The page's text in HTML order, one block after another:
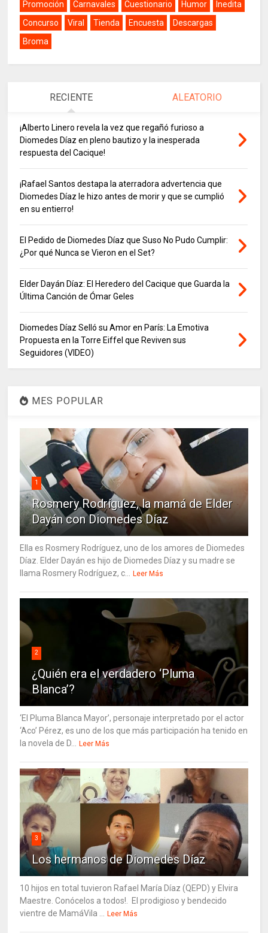
Promoción Carnavales Cuestionario Humor
Inedita
Concurso
Viral Tienda Encuesta
Descargas
Broma
RECIENTE ALEATORIO
¡Alberto Linero revela la vez que regañó furioso a
Diomedes Díaz en pleno bautizo y la inesperada
respuesta del Cacique!
¡Rafael Santos destapa la aterradora advertencia que
Diomedes Díaz le hizo antes de morir y que se cumplió
en su entierro!
El Pedido de Diomedes Díaz que Suso No Pudo Cumplir:
¿Por qué Nunca se Vieron en el Set?
Elder Dayán Díaz: El Heredero del Cacique que Guarda la
Última Canción de Ómar Geles
Diomedes Díaz Selló su Amor en París: La Emotiva
Propuesta en la Torre Eiffel que Reviven sus
Seguidores (VIDEO)
MES POPULAR
1
Rosmery Rodríguez, la mamá de Elder
Dayán con Diomedes Díaz
Ella es Rosmery Rodríguez, uno de los amores de Diomedes
Díaz. Elder Dayán es hijo de Diomedes Díaz y su madre se
llama Rosmery Rodríguez, c...
Leer Más
2
¿Quién era el verdadero ‘Pluma
Blanca’?
‘El Pluma Blanca Mayor’, personaje interpretado por el actor
‘Aco’ Pérez, es uno de los que más participación ha tenido en
la novela de D...
Leer Más
3
Los hermanos de Diomedes Díaz
10 hijos en total tuvieron Rafael María Díaz (QEPD) y Elvira
Maestre. Conócelos a todos!. El prodigioso y bendecido
vientre de MamáVila ...
Leer Más